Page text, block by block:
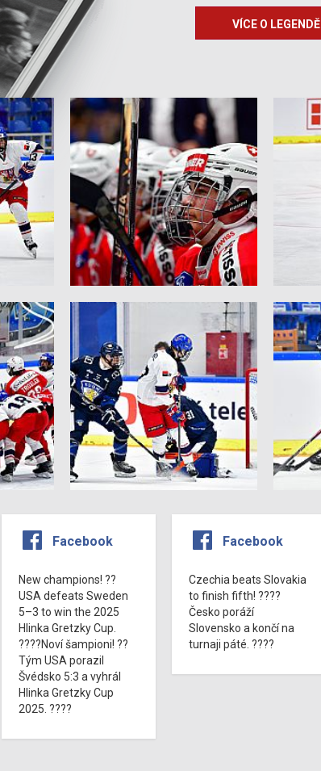
VÍCE O LEGENDĚ
Facebook
New champions! ??
USA defeats Sweden
5–3 to win the 2025
Hlinka Gretzky Cup.
????Noví šampioni! ??
Tým USA porazil
Švédsko 5:3 a vyhrál
Hlinka Gretzky Cup
2025. ????
Facebook
Czechia beats Slovakia
to finish fifth! ????
Česko poráží
Slovensko a končí na
turnaji páté. ????